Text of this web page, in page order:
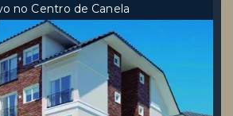
no Centro de Canela